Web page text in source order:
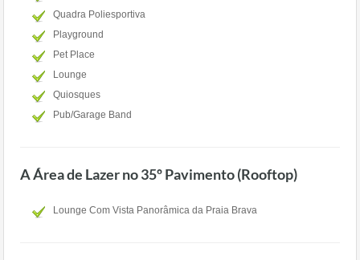
Quadra Poliesportiva
Playground
Pet Place
Lounge
Quiosques
Pub/Garage Band
A Área de Lazer no 35º Pavimento (Rooftop)
Lounge Com Vista Panorâmica da Praia Brava